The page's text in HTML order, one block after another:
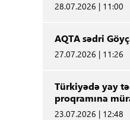
28.07.2026 | 11:00
AQTA sədri
27.07.2026 | 11:26
Türkiyədə yay
proqramına
23.07.2026 | 12:48